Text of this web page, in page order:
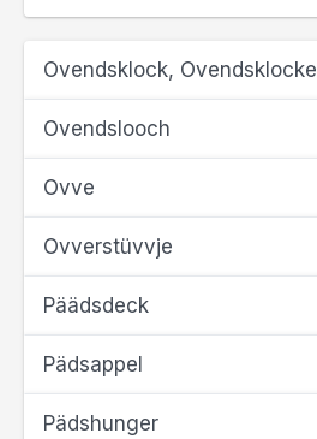
Ovendsklock, Ovendsklocke
Ovendslooch
Ovve
Ovverstüvvje
Päädsdeck
Pädsappel
Pädshunger